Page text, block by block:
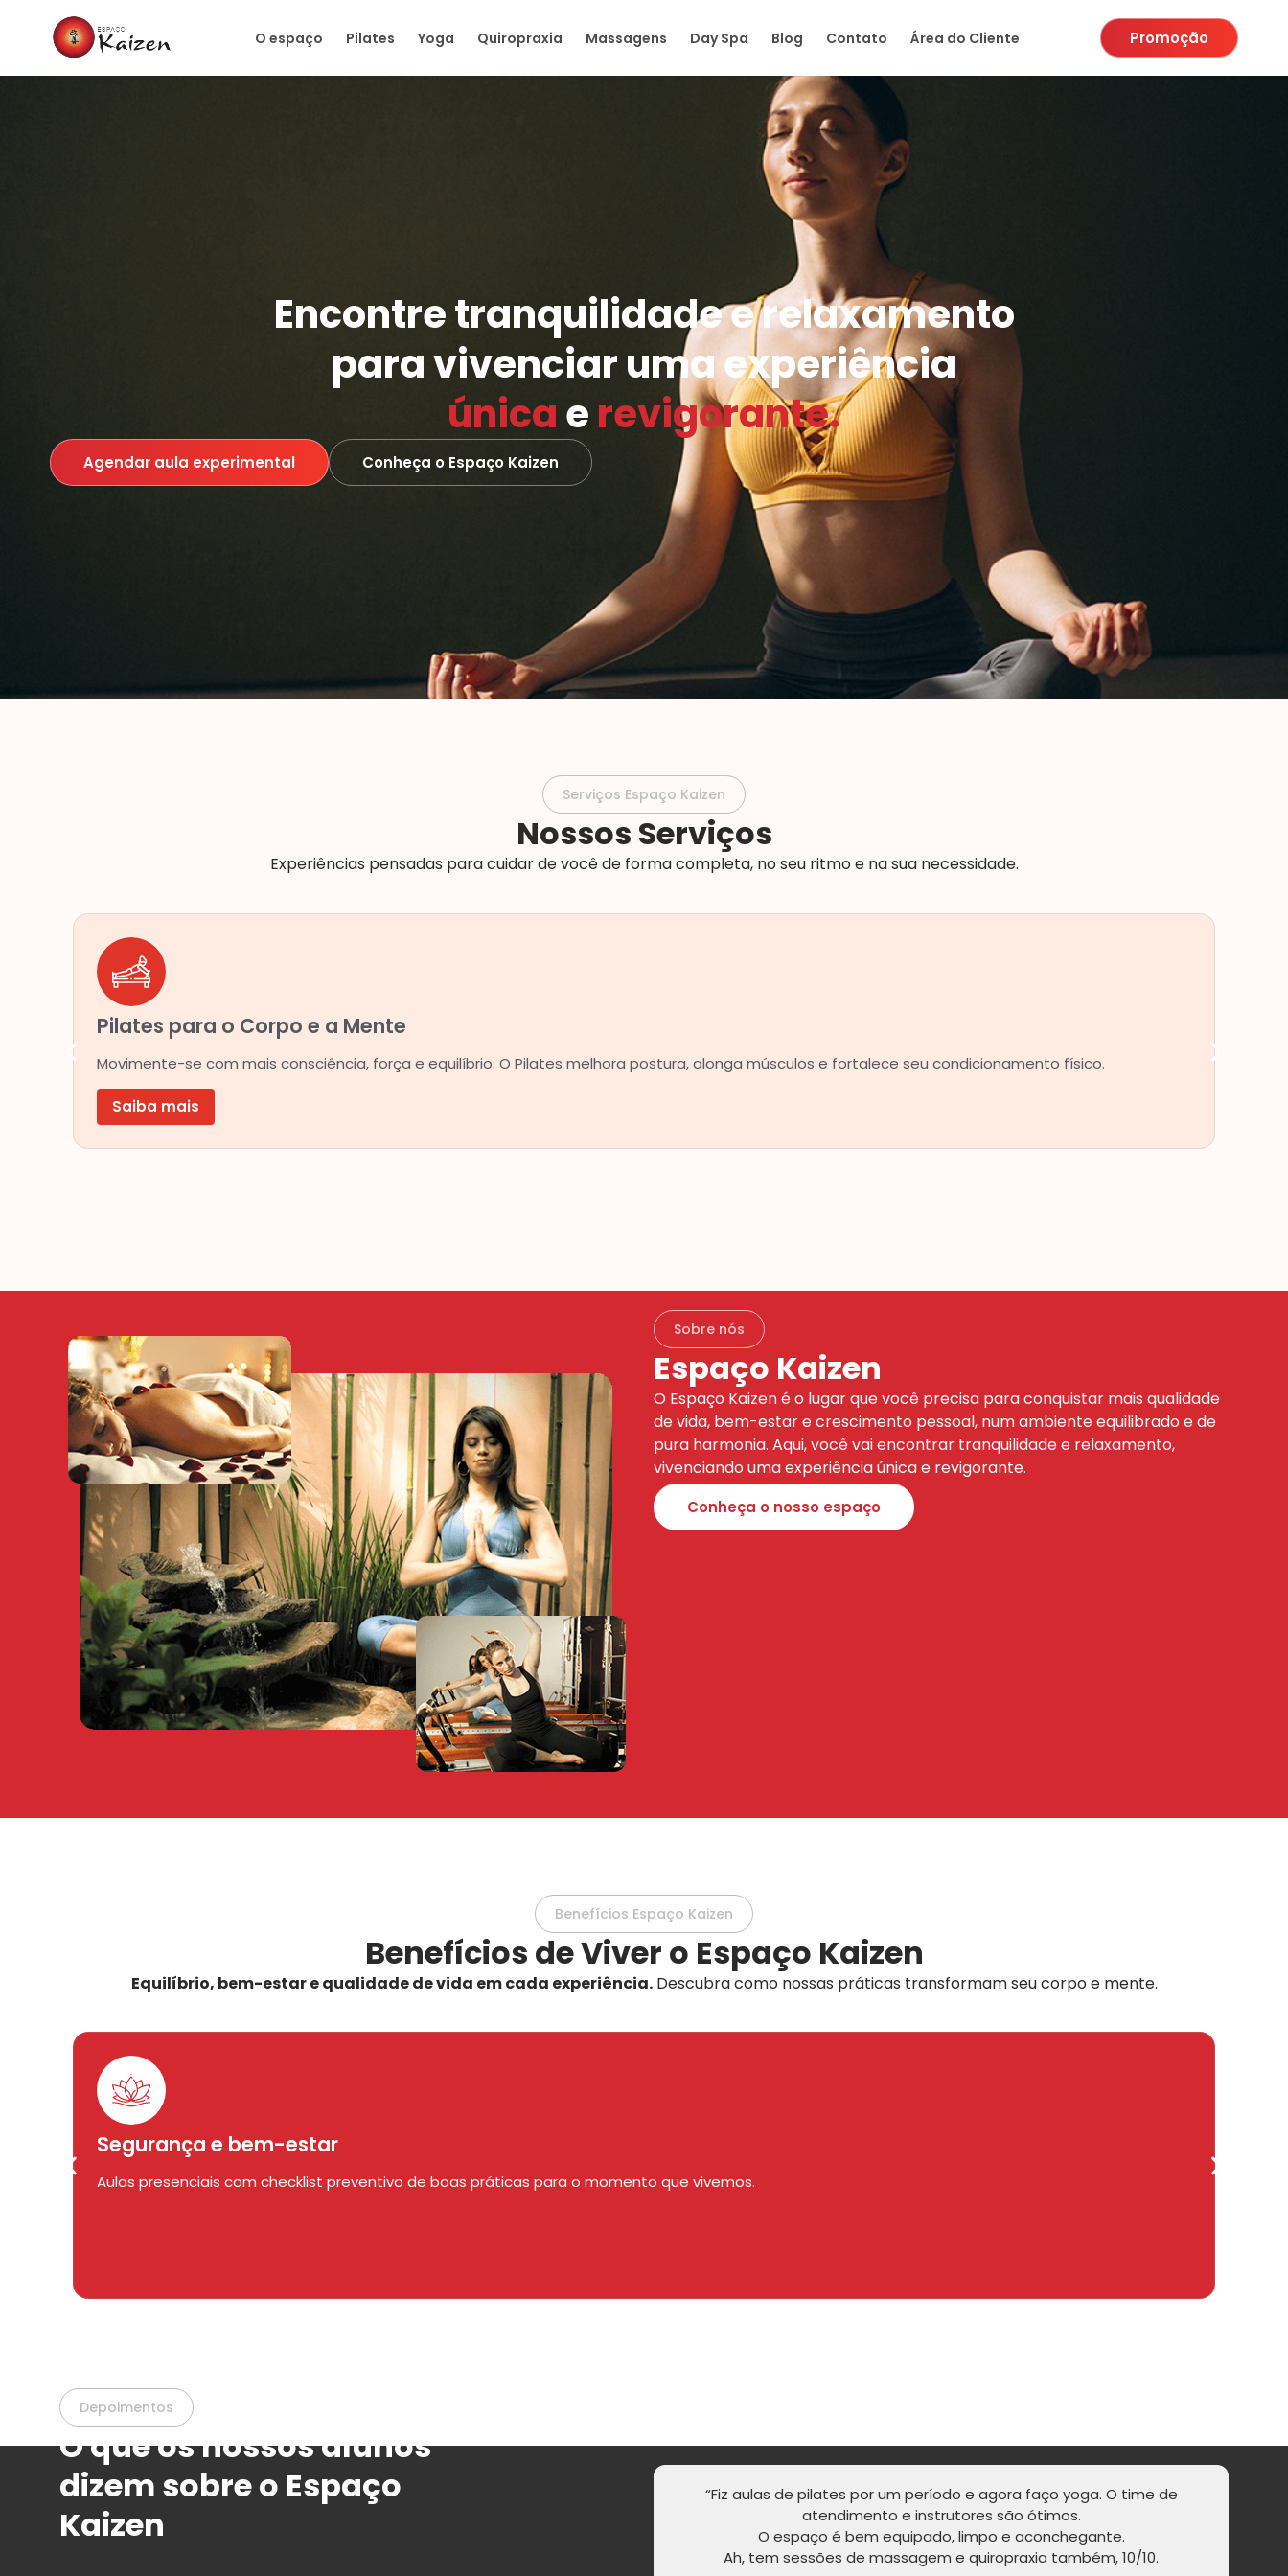
O espaço Pilates Yoga Quiropraxia Massagens Day Spa Blog Contato Área do Cliente Promoção
Encontre tranquilidade e relaxamento
para vivenciar uma experiência
únicaerevigorante.
Agendar aula experimental Conheça o Espaço Kaizen
Serviços Espaço Kaizen
Nossos Serviços
Experiências pensadas para cuidar de você de forma completa, no seu ritmo e na sua necessidade.
Pilates para o Corpo e a Mente
Movimente-se com mais consciência, força e equilíbrio. O Pilates melhora postura, alonga músculos e fortalece seu condicionamento físico.
Saiba mais
Sobre nós
Espaço Kaizen
O Espaço Kaizen é o lugar que você precisa para conquistar mais qualidade
de vida, bem-estar e crescimento pessoal, num ambiente equilibrado e de
pura harmonia. Aqui, você vai encontrar tranquilidade e relaxamento,
vivenciando uma experiência única e revigorante.
Conheça o nosso espaço
Benefícios Espaço Kaizen
Benefícios de Viver o Espaço Kaizen
Equilíbrio, bem-estar e qualidade de vida em cada experiência.Descubra como nossas práticas transformam seu corpo e mente.
Segurança e bem-estar
Aulas presenciais com checklist preventivo de boas práticas para o momento que vivemos.
Depoimentos
O que os nossos alunos
dizem sobre o Espaço
Kaizen
“Fiz aulas de pilates por um período e agora faço yoga. O time de
atendimento e instrutores são ótimos.
O espaço é bem equipado, limpo e aconchegante.
Ah, tem sessões de massagem e quiropraxia também, 10/10.